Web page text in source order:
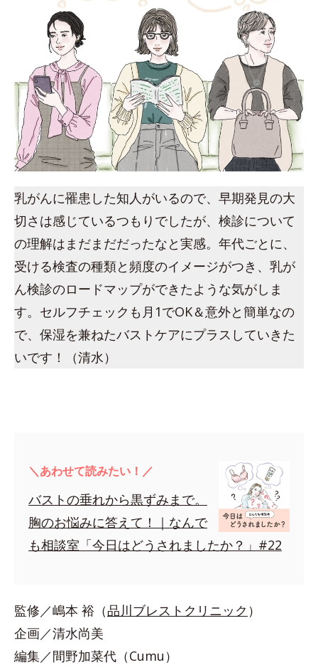
乳がんに罹患した知人がいるので、早期発見の大
切さは感じているつもりでしたが、検診について
の理解はまだまだだったなと実感。年代ごとに、
受ける検査の種類と頻度のイメージがつき、乳が
ん検診のロードマップができたような気がしま
す。セルフチェックも月1でOK＆意外と簡単なの
で、保湿を兼ねたバストケアにプラスしていきた
いです！（清水）
＼あわせて読みたい！／
バストの垂れから黒ずみまで。
胸のお悩みに答えて！｜なんで
も相談室「今日はどうされましたか？」#22
監修／嶋本 裕（品川ブレストクリニック ）
企画／清水尚美
編集／間野加菜代（Cumu）